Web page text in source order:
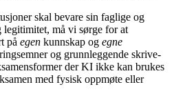
skal bevare sin faglige og
legitimitet, må vi sørge for at
på egen kunnskap og egne
og grunnleggende skrive-
der KI ikke kan brukes
med fysisk oppmøte eller